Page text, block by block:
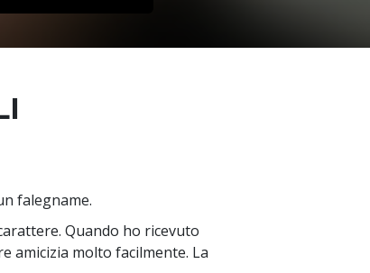
falegname.
Quando ho ricevuto
amicizia molto facilmente. La